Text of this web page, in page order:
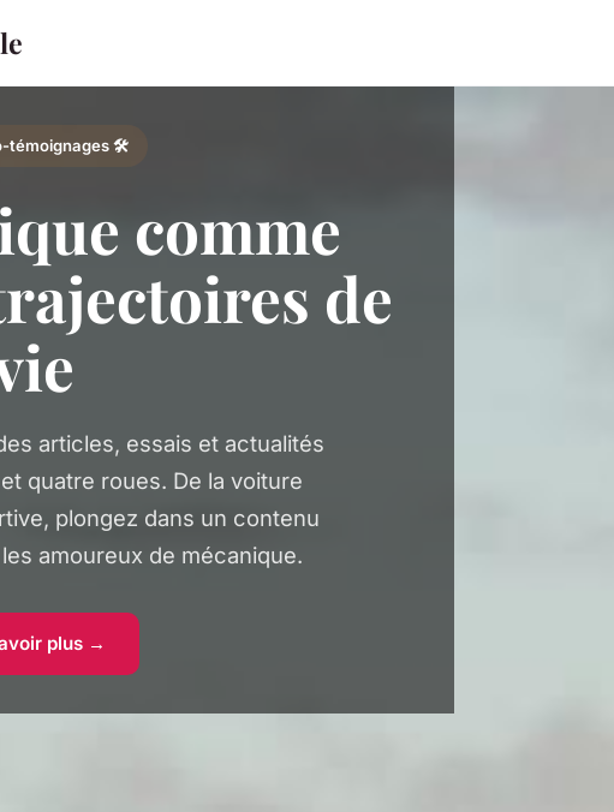
témoignages 🛠️
comme
de
articles, essais et actualités
quatre roues. De la voiture
plongez dans un contenu
amoureux de mécanique.
plus →